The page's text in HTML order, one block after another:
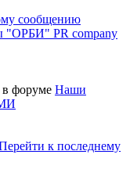
сообщению
"ОРБИ" PR company
в форуме Наши
к последнему